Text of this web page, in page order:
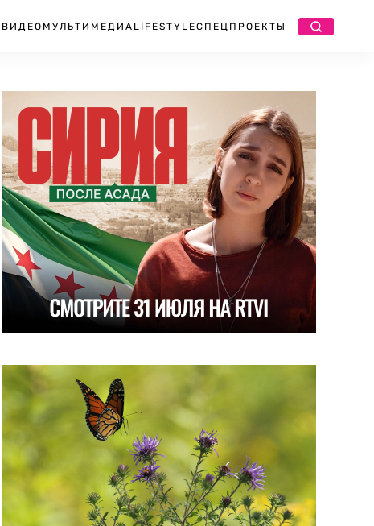
ВИДЕО МУЛЬТИМЕДИА LIFESTYLEСПЕЦПРОЕКТЫ